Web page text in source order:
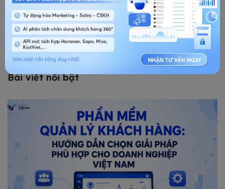
HubSpot, thành - bại đã rõ
Bài viết nổi bật